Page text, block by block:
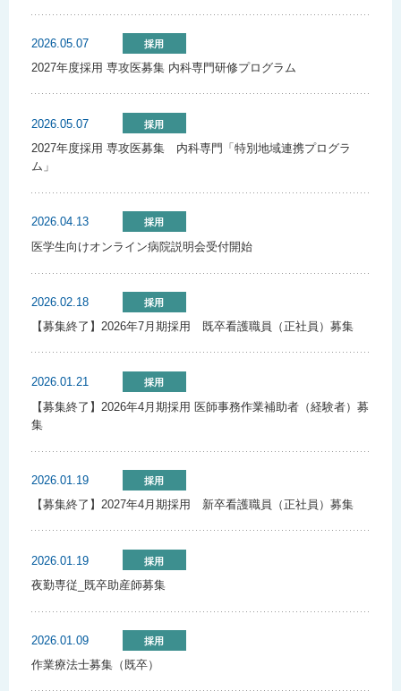
2026.05.07 採用
2027年度採用 専攻医募集 内科専門研修プログラム
2026.05.07 採用
2027年度採用 専攻医募集 内科専門「特別地域連携プログラ
ム」
2026.04.13 採用
医学生向けオンライン病院説明会受付開始
2026.02.18 採用
【募集終了】2026年7月期採用 既卒看護職員（正社員）募集
2026.01.21 採用
【募集終了】2026年4月期採用 医師事務作業補助者（経験者）募
集
2026.01.19 採用
【募集終了】2027年4月期採用 新卒看護職員（正社員）募集
2026.01.19 採用
夜勤専従_既卒助産師募集
2026.01.09 採用
作業療法士募集（既卒）